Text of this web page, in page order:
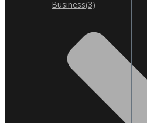
Business(3)